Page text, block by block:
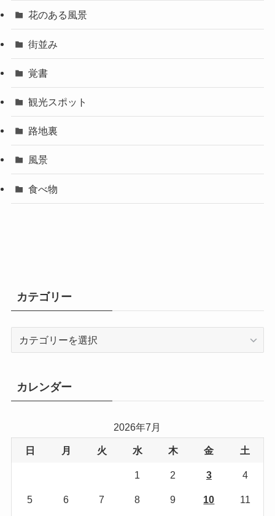
花のある風景
街並み
覚書
観光スポット
路地裏
風景
食べ物
カテゴリー
ー
カレンダー
2026年7月
日 月 火 水 木 金 土
1 2 3 4
5 6 7 8 9 10 11